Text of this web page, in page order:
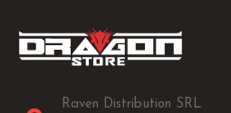
Raven Distribution SRL